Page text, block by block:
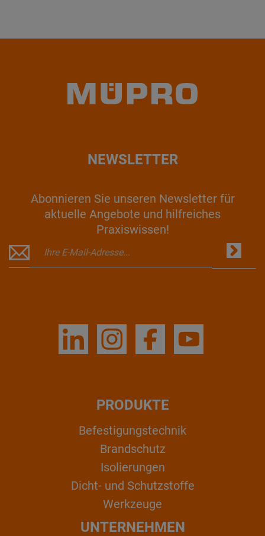
NEWSLETTER
Abonnieren Sie unseren Newsletter für
aktuelle Angebote und hilfreiches
Praxiswissen!
PRODUKTE
Befestigungstechnik
Brandschutz
Isolierungen
Dicht- und Schutzstoffe
Werkzeuge
UNTERNEHMEN